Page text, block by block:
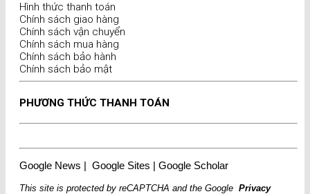
Hình thức thanh toán
Chính sách giao hàng
Chính sách vận chuyển
Chính sách mua hàng
Chính sách bảo hành
Chính sách bảo mật
PHƯƠNG THỨC THANH TOÁN
Google News | Google Sites | Google Scholar
This site is protected by reCAPTCHA and the Google Privacy